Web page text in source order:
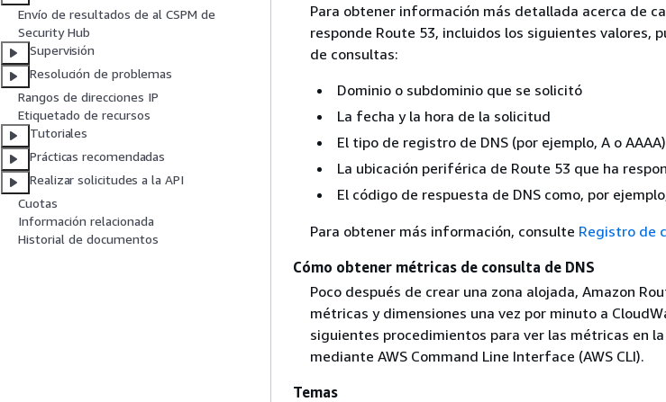
Envío de resultados de al CSPM de
Security Hub
Supervisión
Resolución de problemas
Rangos de direcciones IP
Etiquetado de recursos
Tutoriales
Prácticas recomendadas
Realizar solicitudes a la API
Cuotas
Información relacionada
Historial de documentos
Para obtener información más detallada acerca de
responde Route 53, incluidos los siguientes valores,
de consultas:
Dominio o subdominio que se solicitó
La fecha y la hora de la solicitud
El tipo de registro de DNS (por ejemplo, A o AAAA)
La ubicación periférica de Route 53 que ha
El código de respuesta de DNS como, por
Para obtener más información, consulte Registro de
Cómo obtener métricas de consulta de DNS
Poco después de crear una zona alojada, Amazon
métricas y dimensiones una vez por minuto a
siguientes procedimientos para ver las métricas en
mediante AWS Command Line Interface (AWS CLI).
Temas